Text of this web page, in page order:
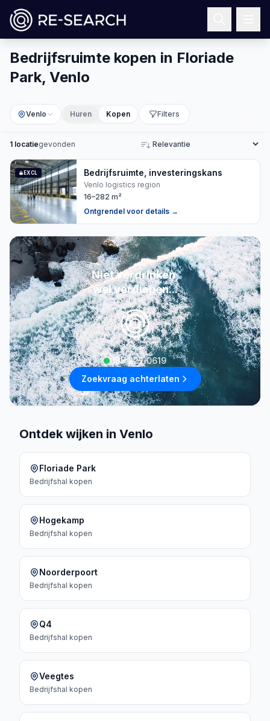
Bedrijfsruimte kopen in Floriade
Park, Venlo
Venlo Huren Kopen Filters
1 locatiegevonden Sorteren
EXCL Bedrijfsruimte, investeringskans
Venlo logistics region
16–282 m²
Ontgrendel voor details →
Niet verdrinken,
wel verdiepen...
085 222 0619
Zoekvraag achterlaten
Ontdek wijken in Venlo
Floriade Park
Bedrijfshal kopen
Hogekamp
Bedrijfshal kopen
Noorderpoort
Bedrijfshal kopen
Q4
Bedrijfshal kopen
Veegtes
Bedrijfshal kopen